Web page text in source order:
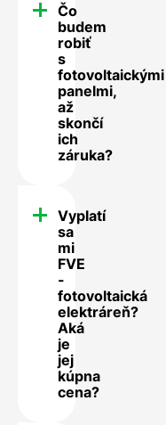
Čo
budem
robiť
s
fotovoltaickými
panelmi,
až
skončí
ich
záruka?
Vyplatí
sa
mi
FVE
-
fotovoltaická
elektráreň?
Aká
je
jej
kúpna
cena?